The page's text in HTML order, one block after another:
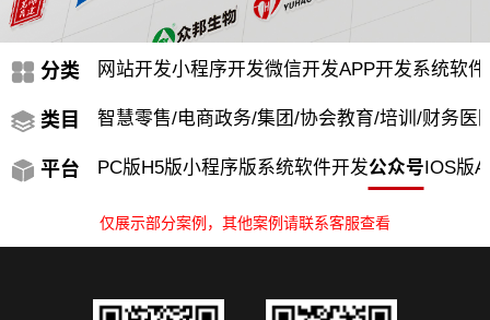
分类 网站开发小程序开发微信开发APP开发系统软
类目 智慧零售/电商政务/集团/协会教育/培训/财务 医
平台 PC版H5版小程序版系统软件开发公众号IOS版
仅展示部分案例，其他案例请联系客服查看